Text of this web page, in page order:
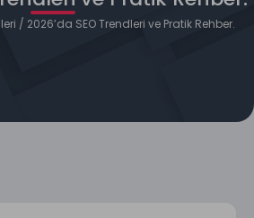
/ 2026’da SEO Trendleri ve Pratik Rehber.